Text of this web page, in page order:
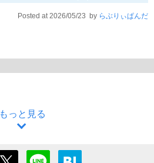
Posted at 2026/05/23 by らぶりぃぱんだ
もっと見る